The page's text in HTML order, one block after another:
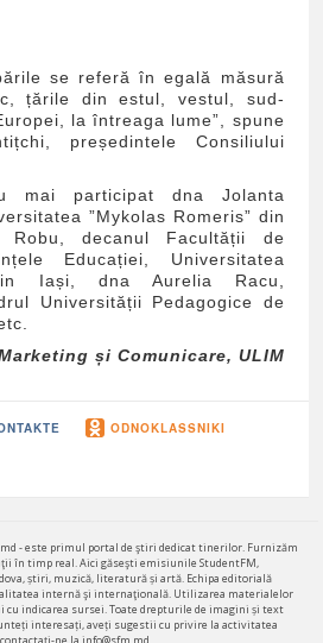
se referă în egală măsură
țările din estul, vestul, sud-
la întreaga lume”, spune
președintele Consiliului
mai participat dna Jolanta
”Mykolas Romeris” din
decanul Facultății de
Educației, Universitatea
Iași, dna Aurelia Racu,
Universității Pedagogice de
și Comunicare, ULIM
ODNOKLASSNIKI
- este primul portal de ştiri dedicat tinerilor. Furnizăm
în timp real. Aici găseşti emisiunile StudentFM,
știri, muzică, literatură și artă. Echipa editorială
internă şi internaţională. Utilizarea materialelor
cu indicarea sursei. Toate drepturile de imagini și text
interesați, aveți sugestii cu privire la activitatea
ne la info@sfm.md.